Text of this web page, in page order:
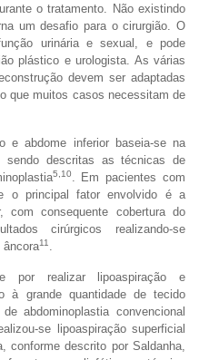
o tratamento. Não existindo
um desafio para o cirurgião. O
urinária e sexual, e pode
plástico e urologista. As várias
devem ser adaptadas
que muitos casos necessitam de
e abdome inferior baseia-se na
sendo descritas as técnicas de
5,10
. Em pacientes com
o principal fator envolvido é a
com consequente cobertura do
cirúrgicos realizando-se
âncora11
por realizar lipoaspiração e
à grande quantidade de tecido
abdominoplastia convencional
se lipoaspiração superficial
conforme descrito por Saldanha,